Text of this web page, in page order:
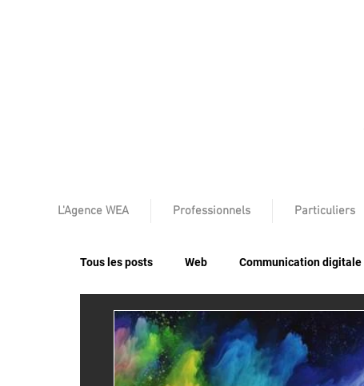
L'Agence WEA Professionnels Particuliers
Tous les posts Web Communication digitale